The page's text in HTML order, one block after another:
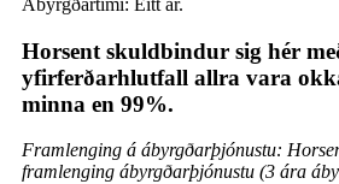
Horsent skuldbindur sig hér
yfirferðarhlutfall allra vara
minna en 99%.
Framlenging á ábyrgðarþjónustu:
framlenging ábyrgðarþjónustu (3 ára